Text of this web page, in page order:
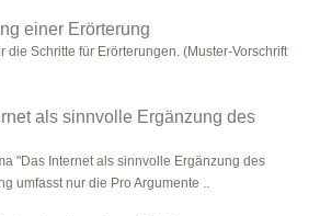
einer Erörterung
die Schritte für Erörterungen. (Muster-Vorschrift
als sinnvolle Ergänzung des
"Das Internet als sinnvolle Ergänzung des
umfasst nur die Pro Argumente ..